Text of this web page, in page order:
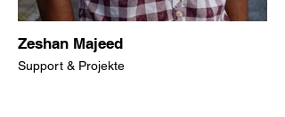
Zeshan Majeed
Support & Projekte